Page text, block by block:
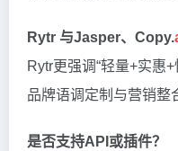
Rytr 与Jasper、Copy.
Rytr更强调“轻量+实惠
品牌语调定制与营销整
是否支持API或插件？